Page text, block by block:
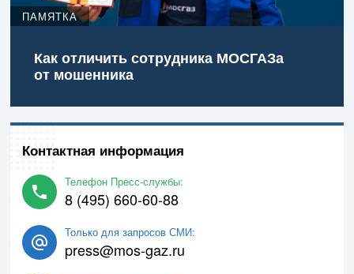
ПАМЯТКА
Как отличить сотрудника МОСГАЗа
от мошенника
Контактная информация
Телефон Пресс-службы:
8 (495) 660-60-88
Только для запросов СМИ:
press@mos-gaz.ru